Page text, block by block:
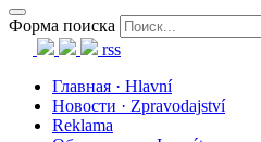
Форма поиска
rss
Главная · Hlavní
Новости · Zpravodajství
Reklama